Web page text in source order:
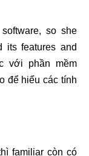
so she
its features and
với phần mềm
để hiểu các tính
familiar còn có